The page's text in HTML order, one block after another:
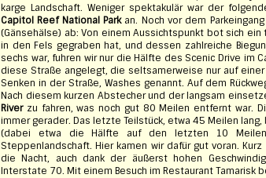
karge Landschaft. Weniger spektakulär war der
Capitol Reef National Parkan. Noch vor dem
(Gänsehälse) ab: Von einem Aussichtspunkt bot sich
in den Fels gegraben hat, und dessen zahlreiche
sechs war, fuhren wir nur die Hälfte des Scenic Drive im
diese Straße angelegt, die seltsamerweise nur auf
Senken in der Straße, Washes genannt. Auf dem
Nach diesem kurzen Abstecher und der langsam
Riverzu fahren, was noch gut 80 Meilen entfernt war.
immer gerader. Das letzte Teilstück, etwa 45 Meilen
(dabei etwa die Hälfte auf den letzten 10
Steppenlandschaft. Hier kamen wir dafür gut voran.
die Nacht, auch dank der äußerst hohen
Interstate 70. Mit einem Besuch im Restaurant Tamarisk